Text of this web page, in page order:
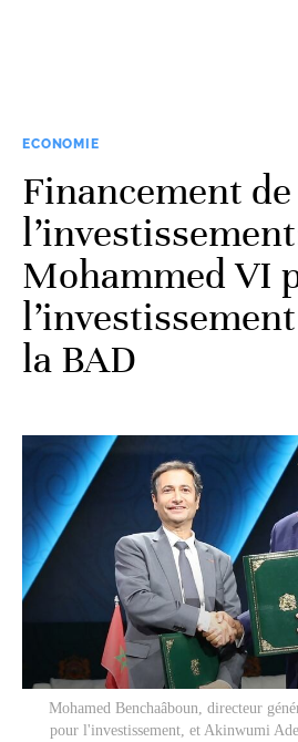
ECONOMIE
Financement de
Mohammed VI
la BAD
Mohamed Benchaâboun, directeur
pour l'investissement, et Akinwumi